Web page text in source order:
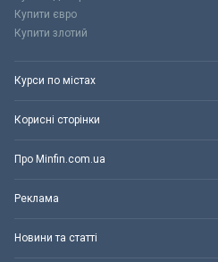
Купити євро
Купити злотий
Курси по містах
Корисні сторінки
Про Minfin.com.ua
Реклама
Новини та статті